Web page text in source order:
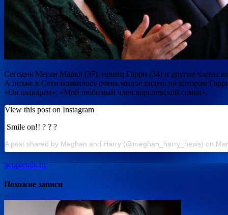
Сегодня Меган Маркл (37), принц Гарри (34) и другие члены
А позже в Сети появилось очень милое видео, на котором
«Он шикарен»; «Мой любимый член королевской семьи».
View this post on Instagram
Smile on!! ? ? ?
peopletalk.ru
Похожие записи